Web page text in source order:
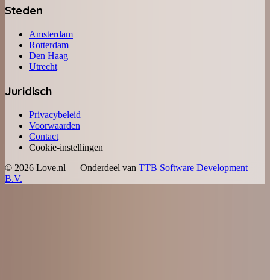
Steden
Amsterdam
Rotterdam
Den Haag
Utrecht
Juridisch
Privacybeleid
Voorwaarden
Contact
Cookie-instellingen
© 2026 Love.nl — Onderdeel van TTB Software Development
B.V.